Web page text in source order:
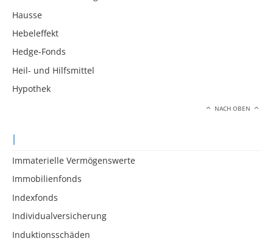
Hausse
Hebeleffekt
Hedge-Fonds
Heil- und Hilfsmittel
Hypothek
NACH OBEN
I
Immaterielle Vermögenswerte
Immobilienfonds
Indexfonds
Individualversicherung
Induktionsschäden